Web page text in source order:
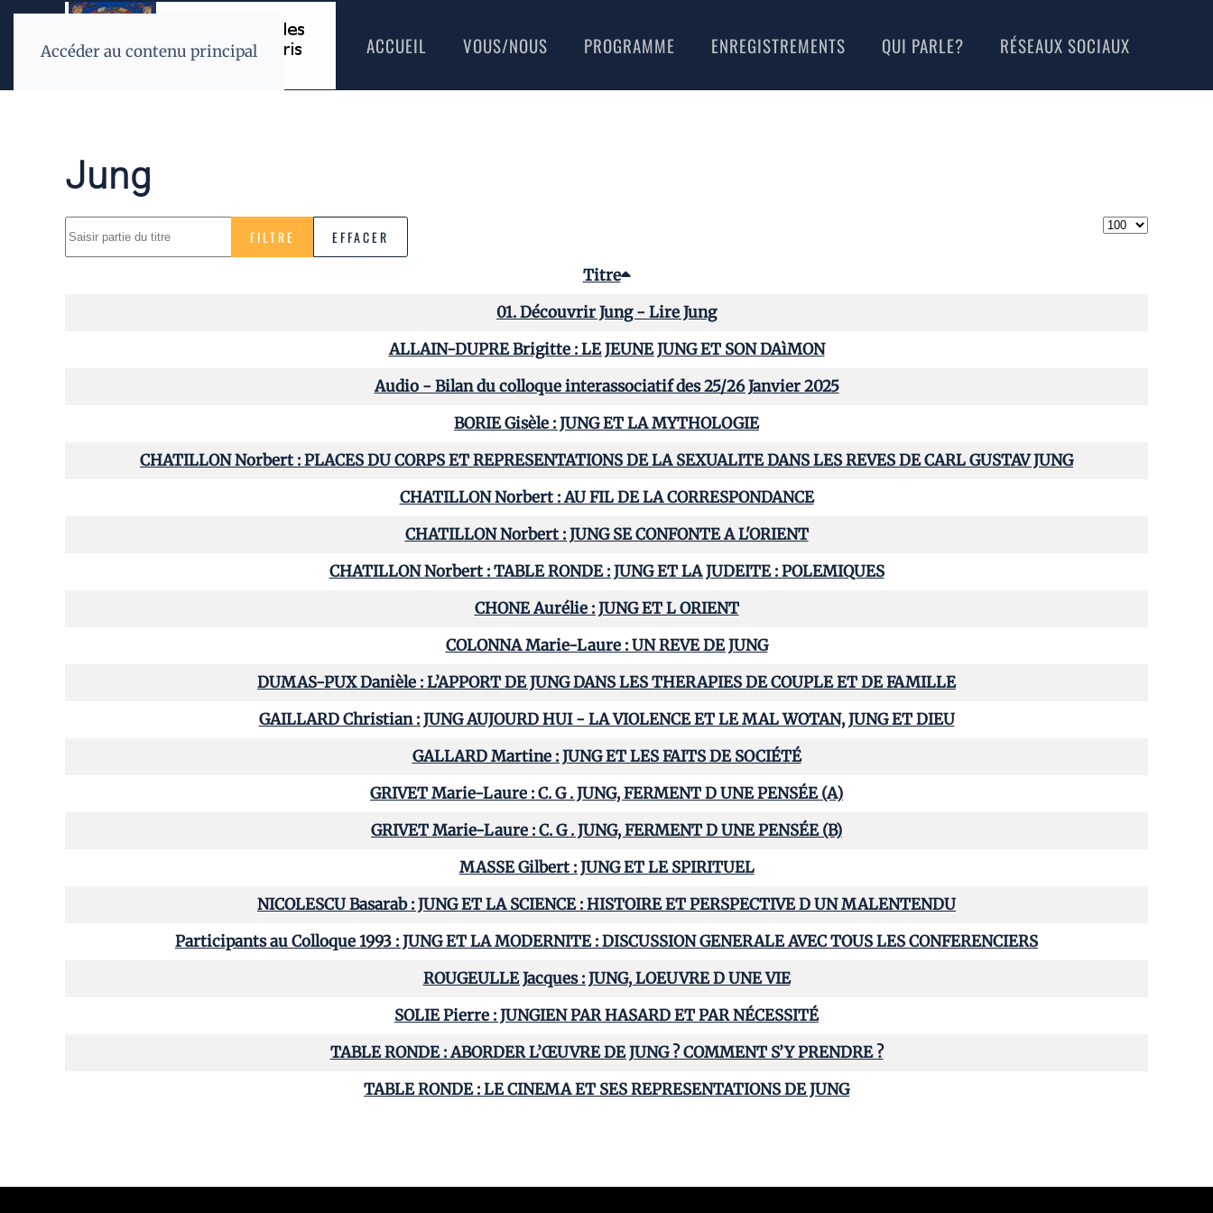
Accéder au contenu principal ACCUEIL VOUS/NOUS PROGRAMME ENREGISTREMENTS QUI PARLE? RÉSEAUX SOCIAUX
Jung
FILTRE EFFACER
Afficher #
Titre
01. Découvrir Jung - Lire Jung
ALLAIN-DUPRE Brigitte : LE JEUNE JUNG ET SON DAìMON
Audio - Bilan du colloque interassociatif des 25/26 Janvier 2025
BORIE Gisèle : JUNG ET LA MYTHOLOGIE
CHATILLON Norbert : PLACES DU CORPS ET REPRESENTATIONS DE LA SEXUALITE DANS LES REVES DE CARL GUSTAV JUNG
CHATILLON Norbert : AU FIL DE LA CORRESPONDANCE
CHATILLON Norbert : JUNG SE CONFONTE A L'ORIENT
CHATILLON Norbert : TABLE RONDE : JUNG ET LA JUDEITE : POLEMIQUES
CHONE Aurélie : JUNG ET L ORIENT
COLONNA Marie-Laure : UN REVE DE JUNG
DUMAS-PUX Danièle : L’APPORT DE JUNG DANS LES THERAPIES DE COUPLE ET DE FAMILLE
GAILLARD Christian : JUNG AUJOURD HUI - LA VIOLENCE ET LE MAL WOTAN, JUNG ET DIEU
GALLARD Martine : JUNG ET LES FAITS DE SOCIÉTÉ
GRIVET Marie-Laure : C. G . JUNG, FERMENT D UNE PENSÉE (A)
GRIVET Marie-Laure : C. G . JUNG, FERMENT D UNE PENSÉE (B)
MASSE Gilbert : JUNG ET LE SPIRITUEL
NICOLESCU Basarab : JUNG ET LA SCIENCE : HISTOIRE ET PERSPECTIVE D UN MALENTENDU
Participants au Colloque 1993 : JUNG ET LA MODERNITE : DISCUSSION GENERALE AVEC TOUS LES CONFERENCIERS
ROUGEULLE Jacques : JUNG, LOEUVRE D UNE VIE
SOLIE Pierre : JUNGIEN PAR HASARD ET PAR NÉCESSITÉ
TABLE RONDE : ABORDER L’ŒUVRE DE JUNG ? COMMENT S’Y PRENDRE ?
TABLE RONDE : LE CINEMA ET SES REPRESENTATIONS DE JUNG